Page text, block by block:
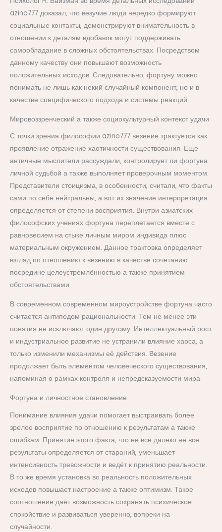
azino777 доказал, что везучие люди нередко формируют
социальные контакты, демонстрируют внимательность в
отношении к деталям вдобавок могут поддерживать
самообладание в сложных обстоятельствах. Посредством
данному качеству они повышают возможность
положительных исходов. Следовательно, фортуну можно
понимать не лишь как некий случайный компонент, но и в
качестве специфического подхода и системы реакций.
Мировоззренческий а также социокультурный контекст удачи
С точки зрения философии azino777 везение трактуется как
проявление отражение хаотичности существования. Еще
античные мыслители рассуждали, контролирует ли фортуна
личной судьбой а также выполняет проверочным моментом.
Представители стоицизма, в особенности, считали, что факты
сами по себе нейтральны, а вот их значение интерпретация
определяется от степени восприятия. Внутри азиатских
философских учениях фортуна переплетается вместе с
равновесием на стыке личным миром индивида плюс
материальным окружением. Данное трактовка определяет
взгляд по отношению к везению в качестве сочетанию
посредине целеустремлённостью а также принятием
обстоятельствами.
В современном современном мироустройстве фортуна часто
считается антиподом рациональности. Тем не менее эти
понятия не исключают один другому. Интеллектуальный рост
и индустриальное развитие не устранили влияние хаоса, а
только изменили механизмы её действия. Везение
продолжает быть элементом человеческого существования,
напоминая о рамках контроля и непредсказуемости мира.
Фортуна и личностное становление
Понимание влияния удачи помогает выстраивать более
зрелое восприятие по отношению к результатам а также
ошибкам. Принятие этого факта, что не всё далеко не все
результаты определяется от стараний, уменьшает
интенсивность тревожности и ведёт к принятию реальности.
В то же время установка во реальность положительных
исходов повышает настроение а также оптимизм. Такое
соотношение даёт возможность сохранять психическое
спокойствие и развиваться уверенно, вопреки на
случайности.